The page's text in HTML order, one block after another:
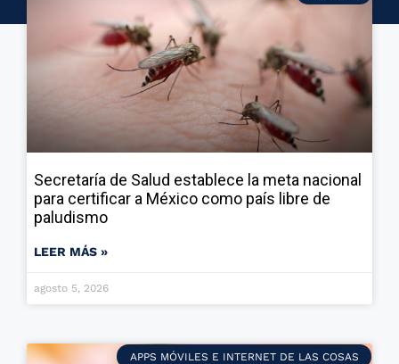
Secretaría de Salud establece la meta nacional
para certificar a México como país libre de
paludismo
LEER MÁS »
agosto 5, 2026
APPS MÓVILES E INTERNET DE LAS COSAS